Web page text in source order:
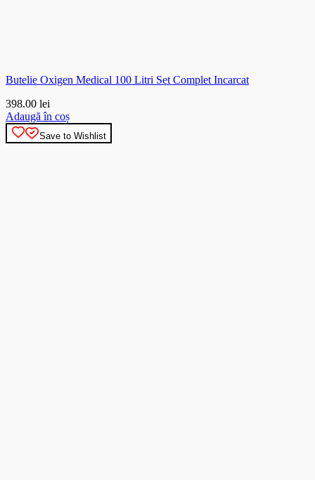
Butelie Oxigen Medical 100 Litri Set Complet Incarcat
398.00 lei
Adaugă în coș
Save to Wishlist